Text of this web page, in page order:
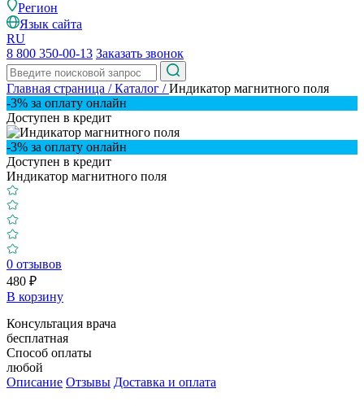
Регион
Язык сайта
RU
8 800 350-00-13 Заказать звонок
Главная страница /Каталог /Индикатор магнитного поля
-3% за оплату онлайн
Доступен в кредит
-3% за оплату онлайн
Доступен в кредит
Индикатор магнитного поля
0 отзывов
480 ₽
В корзину
Консультация врача
бесплатная
Способ оплаты
любой
Описание Отзывы Доставка и оплата